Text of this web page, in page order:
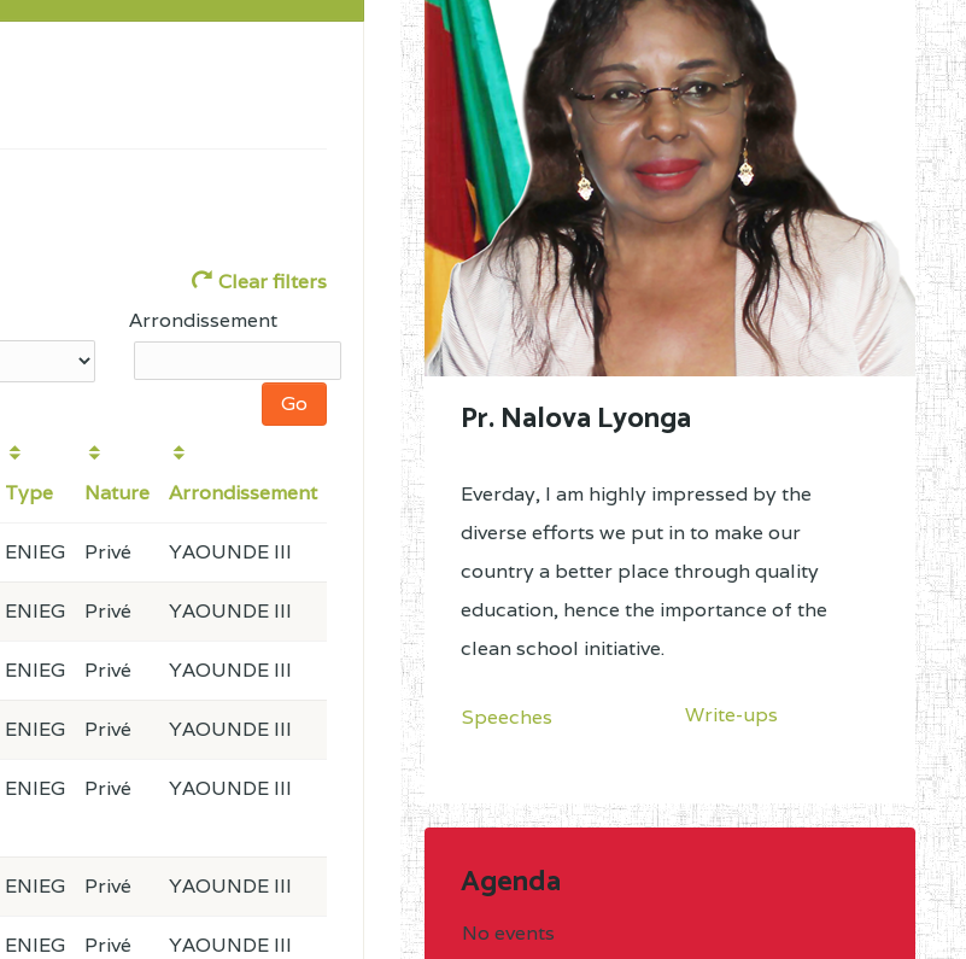
Clear filters
Arrondissement
Type Nature Arrondissement
ENIEG Privé YAOUNDE III
ENIEG Privé YAOUNDE III
ENIEG Privé YAOUNDE III
ENIEG Privé YAOUNDE III
ENIEG Privé YAOUNDE III
ENIEG Privé YAOUNDE III
ENIEG Privé YAOUNDE III
Pr. Nalova Lyonga
Everday, I am highly impressed by the
diverse efforts we put in to make our
country a better place through quality
education, hence the importance of the
clean school initiative.
Speeches Write-ups
Agenda
No events